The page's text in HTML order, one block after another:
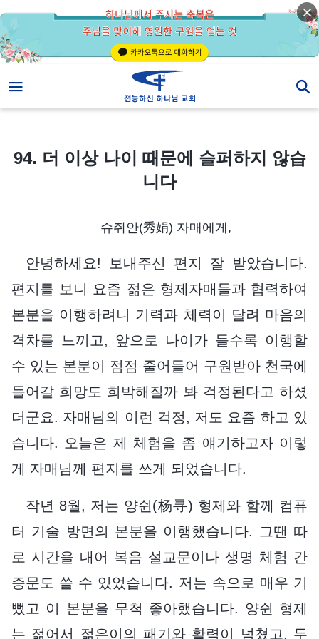
94. 더 이상 나이 때문에 슬퍼하지 않습니다
94. 더 이상 나이 때문에 슬퍼하지 않습
니다
슈쥐안(秀娟) 자매에게,
안녕하세요! 보내주신 편지 잘 받았습니다.
편지를 보니 요즘 젊은 형제자매들과 협력하여
본분을 이행하려니 기력과 체력이 달려 마음의
격차를 느끼고, 앞으로 나이가 들수록 이행할
수 있는 본분이 점점 줄어들어 구원받아 천국에
들어갈 희망도 희박해질까 봐 걱정된다고 하셨
더군요. 자매님의 이런 걱정, 저도 요즘 하고 있
습니다. 오늘은 제 체험을 좀 얘기하고자 이렇
게 자매님께 편지를 쓰게 되었습니다.
작년 8월, 저는 양쉰(杨寻) 형제와 함께 컴퓨
터 기술 방면의 본분을 이행했습니다. 그땐 따
로 시간을 내어 복음 설교문이나 생명 체험 간
증문도 쓸 수 있었습니다. 저는 속으로 매우 기
뻤고 이 본분을 무척 좋아했습니다. 양쉰 형제
는 젊어서 젊은이의 패기와 활력이 넘쳤고, 두